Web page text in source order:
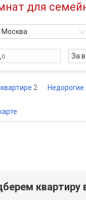
для
Москва
За
2
квартиру